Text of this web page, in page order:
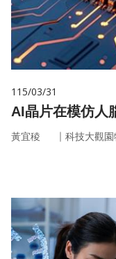
115/03/31
AI晶片在模仿人
黃宜稜 ｜ 科技大觀